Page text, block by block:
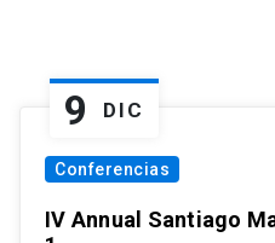
9 DIC
Conferencias
IV Annual Santiago